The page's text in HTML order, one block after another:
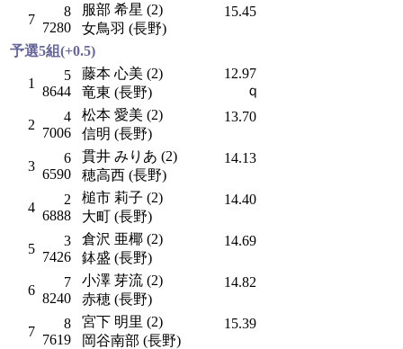
7
8
7280
服部 希星 (2)
女鳥羽 (長野)
15.45
予選5組(+0.5)
1
5
8644
藤本 心美 (2)
竜東 (長野)
12.97
ｑ
2
4
7006
松本 愛美 (2)
信明 (長野)
13.70
3
6
6590
貫井 みりあ (2)
穂高西 (長野)
14.13
4
2
6888
槌市 莉子 (2)
大町 (長野)
14.40
5
3
7426
倉沢 亜椰 (2)
鉢盛 (長野)
14.69
6
7
8240
小澤 芽流 (2)
赤穂 (長野)
14.82
7
8
7619
宮下 明里 (2)
岡谷南部 (長野)
15.39